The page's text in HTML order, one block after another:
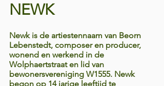
NEWK
Newk is de artiestennaam van Beorn
Lebenstedt, composer en producer,
wonend en werkend in de
Wolphaertstraat en lid van
bewonersvereniging W1555. Newk
begon op 14 jarige leeftijd te